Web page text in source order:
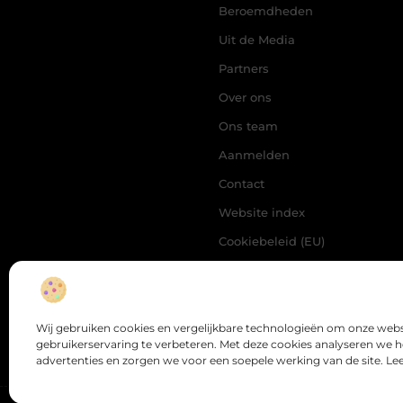
Wij gebruiken cookies en vergelijkbare technologieën om onze
gebruikerservaring te verbeteren. Met deze cookies analyseren we
advertenties en zorgen we voor een soepele werking van de site.
Beroemdheden
Uit de Media
Partners
Over ons
Ons team
Aanmelden
Contact
Website index
Cookiebeleid (EU)
Internet: Zo Begin Jij
Vandaag